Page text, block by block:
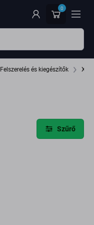
0
Felszerelés és kiegészítők
Szűrő